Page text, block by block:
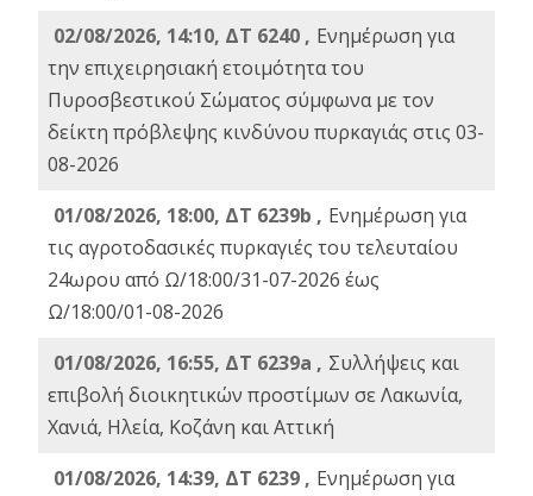
02/08/2026, 14:10, ΔΤ 6240 , Ενημέρωση για
την επιχειρησιακή ετοιμότητα του
Πυροσβεστικού Σώματος σύμφωνα με τον
δείκτη πρόβλεψης κινδύνου πυρκαγιάς στις 03-
08-2026
01/08/2026, 18:00, ΔΤ 6239b , Ενημέρωση για
τις αγροτοδασικές πυρκαγιές του τελευταίου
24ωρου από Ω/18:00/31-07-2026 έως
Ω/18:00/01-08-2026
01/08/2026, 16:55, ΔΤ 6239a , Συλλήψεις και
επιβολή διοικητικών προστίμων σε Λακωνία,
Χανιά, Ηλεία, Κοζάνη και Αττική
01/08/2026, 14:39, ΔΤ 6239 , Ενημέρωση για